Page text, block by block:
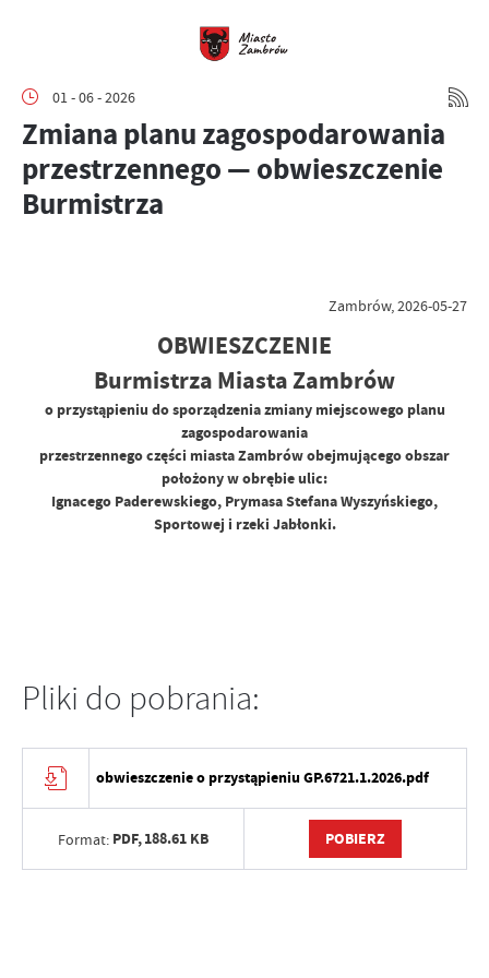
01 - 06 - 2026
Zmiana planu zagospodarowania
przestrzennego — obwieszczenie
Burmistrza
Zambrów, 2026-05-27
OBWIESZCZENIE
Burmistrza Miasta Zambrów
o przystąpieniu do sporządzenia zmiany miejscowego planu
zagospodarowania
przestrzennego części miasta Zambrów obejmującego obszar
położony w obrębie ulic:
Ignacego Paderewskiego, Prymasa Stefana Wyszyńskiego,
Sportowej i rzeki Jabłonki.
Pliki do pobrania:
obwieszczenie o przystąpieniu GP.6721.1.2026.pdf
Format: PDF,188.61 KB POBIERZ